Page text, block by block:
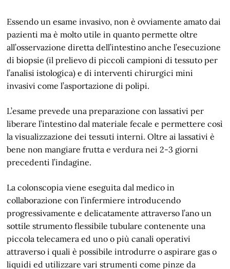
Essendo un esame invasivo, non è ovviamente amato dai
pazienti ma è molto utile in quanto permette oltre
all’osservazione diretta dell’intestino anche l’esecuzione
di biopsie (il prelievo di piccoli campioni di tessuto per
l’analisi istologica) e di interventi chirurgici mini
invasivi come l’asportazione di polipi.
L’esame prevede una preparazione con lassativi per
liberare l’intestino dal materiale fecale e permettere così
la visualizzazione dei tessuti interni. Oltre ai lassativi è
bene non mangiare frutta e verdura nei 2-3 giorni
precedenti l’indagine.
La colonscopia viene eseguita dal medico in
collaborazione con l’infermiere introducendo
progressivamente e delicatamente attraverso l’ano un
sottile strumento flessibile tubulare contenente una
piccola telecamera ed uno o più canali operativi
attraverso i quali è possibile introdurre o aspirare gas o
liquidi ed utilizzare vari strumenti come pinze da